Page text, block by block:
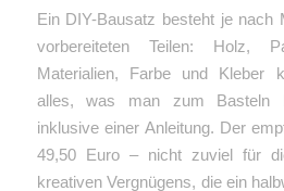
Ein DIY-Bausatz besteht je nach
vorbereiteten Teilen: Holz,
Materialien, Farbe und Kleber
alles, was man zum Basteln
inklusive einer Anleitung. Der
49,50 Euro – nicht zuviel für
kreativen Vergnügens, die ein